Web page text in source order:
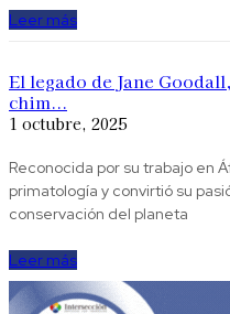
Leer más
El legado de Jane
chim...
1 octubre, 2025
Reconocida por su trabajo en
primatología y convirtió su
conservación del planeta
Leer más